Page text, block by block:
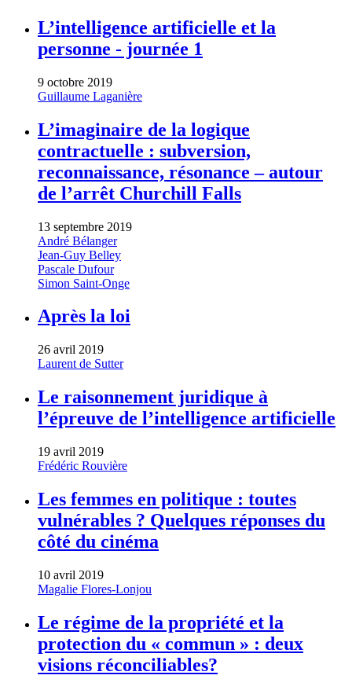
L’intelligence artificielle et la
personne - journée 1
9 octobre 2019
Guillaume Laganière
L’imaginaire de la logique
contractuelle : subversion,
reconnaissance, résonance – autour
de l’arrêt Churchill Falls
13 septembre 2019
André Bélanger
Jean-Guy Belley
Pascale Dufour
Simon Saint-Onge
Après la loi
26 avril 2019
Laurent de Sutter
Le raisonnement juridique à
l’épreuve de l’intelligence artificielle
19 avril 2019
Frédéric Rouvière
Les femmes en politique : toutes
vulnérables ? Quelques réponses du
côté du cinéma
10 avril 2019
Magalie Flores-Lonjou
Le régime de la propriété et la
protection du « commun » : deux
visions réconciliables?